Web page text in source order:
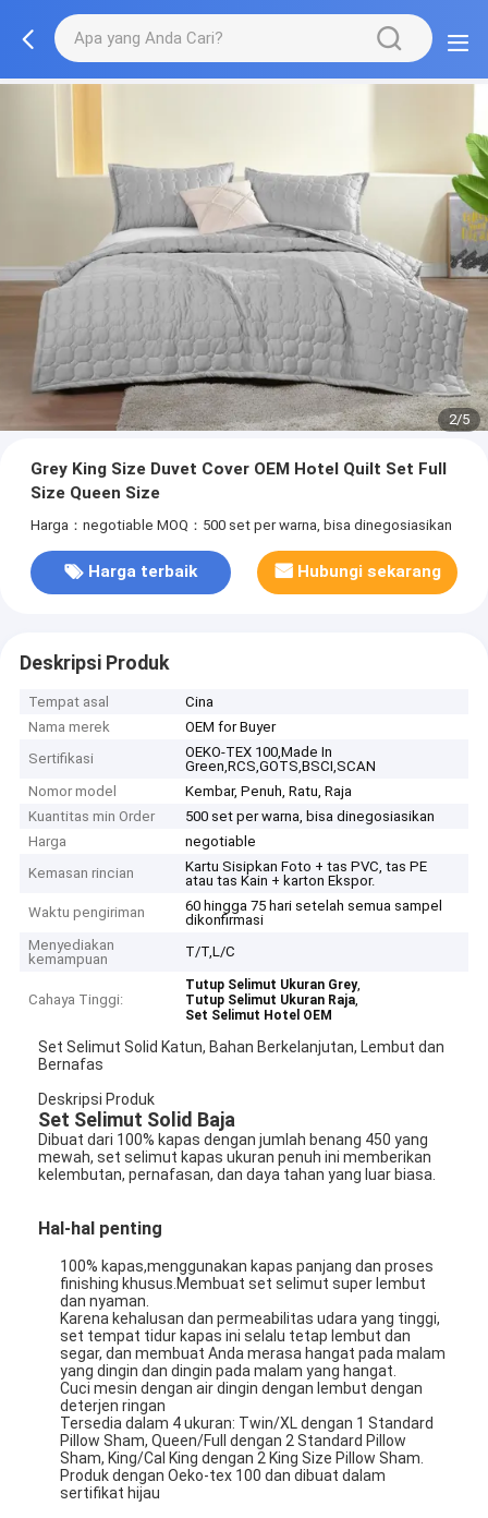
2/5
Grey King Size Duvet Cover OEM Hotel Quilt Set Full
Size Queen Size
Harga：negotiable MOQ：500 set per warna, bisa dinegosiasikan
Harga terbaik Hubungi sekarang
Deskripsi Produk
Tempat asal
Cina
Nama merek
OEM for Buyer
Sertifikasi
OEKO-TEX 100,Made In
Green,RCS,GOTS,BSCI,SCAN
Nomor model
Kembar, Penuh, Ratu, Raja
Kuantitas min Order
500 set per warna, bisa dinegosiasikan
Harga
negotiable
Kemasan rincian
Kartu Sisipkan Foto + tas PVC, tas PE
atau tas Kain + karton Ekspor.
Waktu pengiriman
60 hingga 75 hari setelah semua sampel
dikonfirmasi
Menyediakan
kemampuan
T/T,L/C
Cahaya Tinggi:
Tutup Selimut Ukuran Grey,
Tutup Selimut Ukuran Raja,
Set Selimut Hotel OEM
Set Selimut Solid Katun, Bahan Berkelanjutan, Lembut dan
Bernafas
Deskripsi Produk
Set Selimut Solid Baja
Dibuat dari 100% kapas dengan jumlah benang 450 yang
mewah, set selimut kapas ukuran penuh ini memberikan
kelembutan, pernafasan, dan daya tahan yang luar biasa.
Hal-hal penting
100% kapas,menggunakan kapas panjang dan proses
finishing khusus.Membuat set selimut super lembut
dan nyaman.
Karena kehalusan dan permeabilitas udara yang tinggi,
set tempat tidur kapas ini selalu tetap lembut dan
segar, dan membuat Anda merasa hangat pada malam
yang dingin dan dingin pada malam yang hangat.
Cuci mesin dengan air dingin dengan lembut dengan
deterjen ringan
Tersedia dalam 4 ukuran: Twin/XL dengan 1 Standard
Pillow Sham, Queen/Full dengan 2 Standard Pillow
Sham, King/Cal King dengan 2 King Size Pillow Sham.
Produk dengan Oeko-tex 100 dan dibuat dalam
sertifikat hijau